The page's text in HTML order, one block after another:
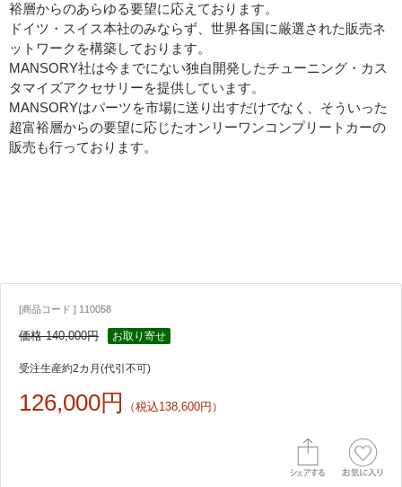
裕層からのあらゆる要望に応えております。
ドイツ・スイス本社のみならず、世界各国に厳選された販売ネ
ットワークを構築しております。
MANSORY社は今までにない独自開発したチューニング・カス
タマイズアクセサリーを提供しています。
MANSORYはパーツを市場に送り出すだけでなく、そういった
超富裕層からの要望に応じたオンリーワンコンプリートカーの
販売も行っております。
[商品コード ] 110058
価格 140,000円 お取り寄せ
受注生産約2カ月(代引不可)
126,000円 （税込138,600円）